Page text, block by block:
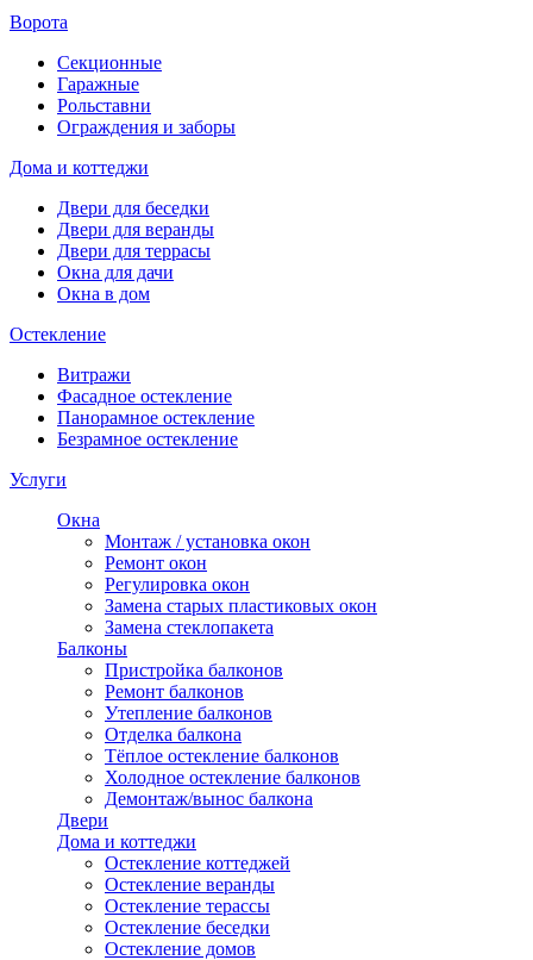
Ворота
Секционные
Гаражные
Рольставни
Ограждения и заборы
Дома и коттеджи
Двери для беседки
Двери для веранды
Двери для террасы
Окна для дачи
Окна в дом
Остекление
Витражи
Фасадное остекление
Панорамное остекление
Безрамное остекление
Услуги
Окна
Монтаж / установка окон
Ремонт окон
Регулировка окон
Замена старых пластиковых окон
Замена стеклопакета
Балконы
Пристройка балконов
Ремонт балконов
Утепление балконов
Отделка балкона
Тёплое остекление балконов
Холодное остекление балконов
Демонтаж/вынос балкона
Двери
Дома и коттеджи
Остекление коттеджей
Остекление веранды
Остекление терассы
Остекление беседки
Остекление домов